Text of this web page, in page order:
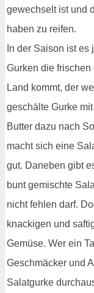
gewechselt ist und
haben zu reifen.
In der Saison ist
Gurken die
Land kommt, der
geschälte Gurke
Butter dazu nach
macht sich eine
gut. Daneben gibt
bunt gemischte
nicht fehlen darf.
knackigen und
Gemüse. Wer ein
Geschmäcker und
Salatgurke